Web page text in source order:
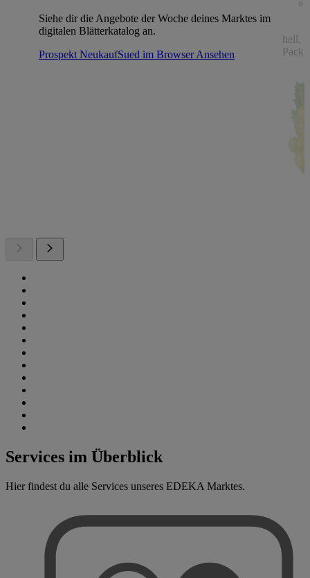
Siehe dir die Angebote der Woche deines Marktes im
digitalen Blätterkatalog an.
Prospekt NeukaufSued im BrowserAnsehen
hell,
Services im Überblick
Hier findest du alle Services unseres EDEKA Marktes.